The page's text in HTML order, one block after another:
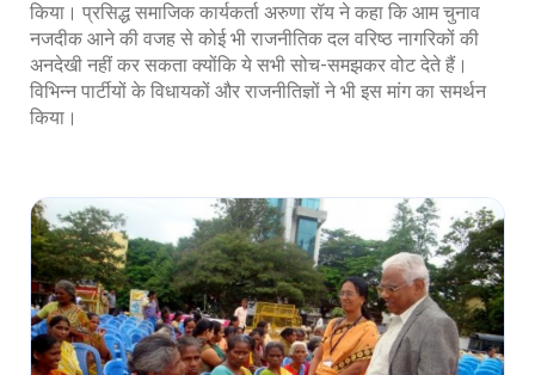
किया। प्रसिद्ध समाजिक कार्यकर्ता अरुणा रॉय ने कहा कि आम चुनाव
नजदीक आने की वजह से कोई भी राजनीतिक दल वरिष्ठ नागरिकों की
अनदेखी नहीं कर सकता क्योंकि ये सभी सोच-समझकर वोट देते हैं।
विभिन्न पार्टीयों के विधायकों और राजनीतिज्ञों ने भी इस मांग का समर्थन
किया।